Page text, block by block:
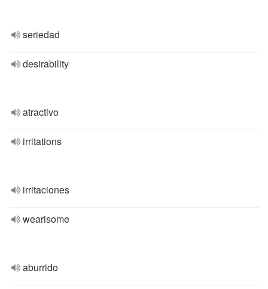
seriedad
desirability
atractivo
irritations
irritaciones
wearisome
aburrido